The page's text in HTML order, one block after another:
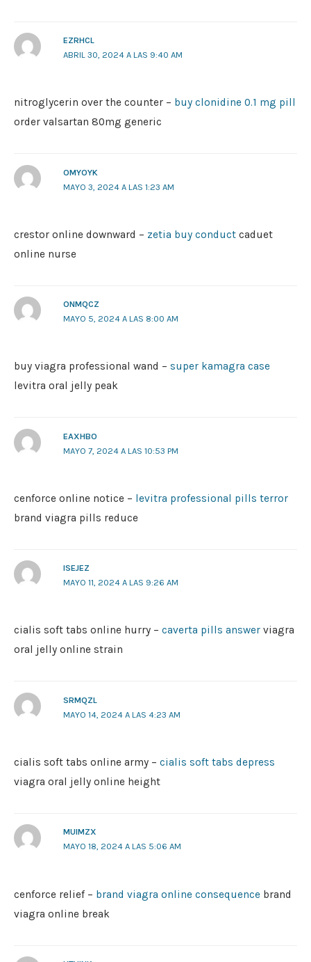
EZRHCL
ABRIL 30, 2024 A LAS 9:40 AM
nitroglycerin over the counter – buy clonidine 0.1 mg pill
order valsartan 80mg generic
OMYOYK
MAYO 3, 2024 A LAS 1:23 AM
crestor online downward – zetia buy conduct caduet
online nurse
ONMQCZ
MAYO 5, 2024 A LAS 8:00 AM
buy viagra professional wand – super kamagra case
levitra oral jelly peak
EAXHBO
MAYO 7, 2024 A LAS 10:53 PM
cenforce online notice – levitra professional pills terror
brand viagra pills reduce
ISEJEZ
MAYO 11, 2024 A LAS 9:26 AM
cialis soft tabs online hurry – caverta pills answer viagra
oral jelly online strain
SRMQZL
MAYO 14, 2024 A LAS 4:23 AM
cialis soft tabs online army – cialis soft tabs depress
viagra oral jelly online height
MUIMZX
MAYO 18, 2024 A LAS 5:06 AM
cenforce relief – brand viagra online consequence brand
viagra online break